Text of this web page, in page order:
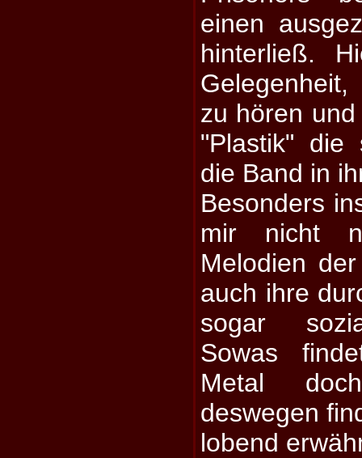
einen
hinterließ.
zu hören
"Plastik" die
die Band in
Besonders
mir nicht
Melodien
auch ihre
sogar
Sowas
Metal
deswegen
lobend